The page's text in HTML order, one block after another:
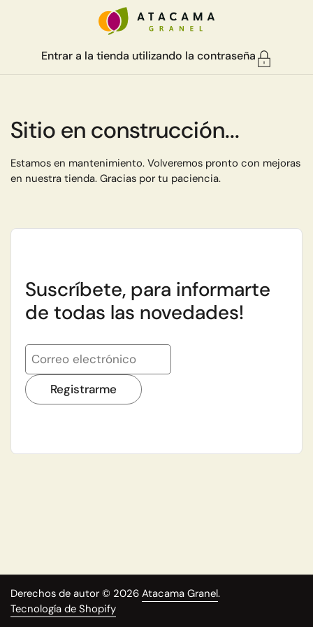
Entrar a la tienda utilizando la contraseña
Sitio en construcción...
Estamos en mantenimiento. Volveremos pronto con mejoras
en nuestra tienda. Gracias por tu paciencia.
Suscríbete, para informarte
de todas las novedades!
Registrarme
Derechos de autor © 2026 Atacama Granel.
Tecnología de Shopify